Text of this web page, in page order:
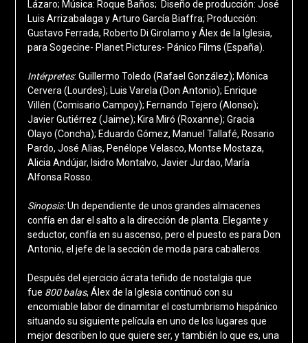
Lázaro; Música: Roque Baños; Diseño de producción: José
Luis Arrizabalaga y Arturo García Biaffra; Producción:
Gustavo Ferrada, Roberto Di Girolamo y Álex de la Iglesia,
para Sogecine- Planet Pictures- Pánico Films (España).
Intérpretes: Guillermo Toledo (Rafael González); Mónica
Cervera (Lourdes); Luis Varela (Don Antonio); Enrique
Villén (Comisario Campoy); Fernando Tejero (Alonso);
Javier Gutiérrez (Jaime); Kira Miró (Roxanne); Gracia
Olayo (Concha); Eduardo Gómez, Manuel Tallafé, Rosario
Pardo, José Alias, Penélope Velasco, Montse Mostaza,
Alicia Andújar, Isidro Montalvo, Javier Jurdao, María
Alfonsa Rosso.
Sinopsis:Un dependiente de unos grandes almacenes
confía en dar el salto a la dirección de planta. Elegante y
seductor, confía en su ascenso, pero el puesto es para Don
Antonio, el jefe de la sección de moda para caballeros.
Después del ejercicio ácrata teñido de nostalgia que
fue 800 balas, Álex de la Iglesia continuó con su
encomiable labor de dinamitar el costumbrismo hispánico
situando su siguiente película en uno de los lugares que
mejor describen lo que quiere ser, y también lo que es, una